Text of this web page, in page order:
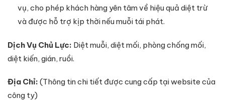
vụ, cho phép khách hàng yên tâm về hiệu quả diệt trừ
và được hỗ trợ kịp thời nếu muỗi tái phát.
Dịch Vụ Chủ Lực: Diệt muỗi, diệt mối, phòng chống mối,
diệt kiến, gián, ruồi.
Địa Chỉ: (Thông tin chi tiết được cung cấp tại website của
công ty)